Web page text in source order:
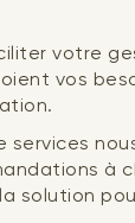
votre
vos
services
à
solution